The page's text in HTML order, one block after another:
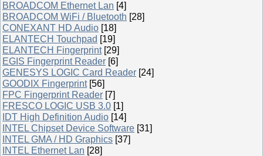
BROADCOM Ethernet Lan [4]
BROADCOM WiFi / Bluetooth [28]
CONEXANT HD Audio [18]
ELANTECH Touchpad [19]
ELANTECH Fingerprint [29]
EGIS Fingerprint Reader [6]
GENESYS LOGIC Card Reader [24]
GOODIX Fingerprint [56]
FPC Fingerprint Reader [7]
FRESCO LOGIC USB 3.0 [1]
IDT High Definition Audio [14]
INTEL Chipset Device Software [31]
INTEL GMA / HD Graphics [37]
INTEL Ethernet Lan [28]